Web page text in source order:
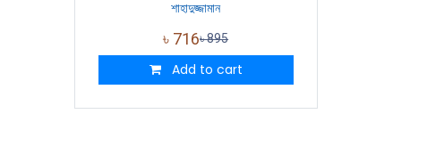
শাহাদুজ্জামান
৳ 716৳895
Add to cart